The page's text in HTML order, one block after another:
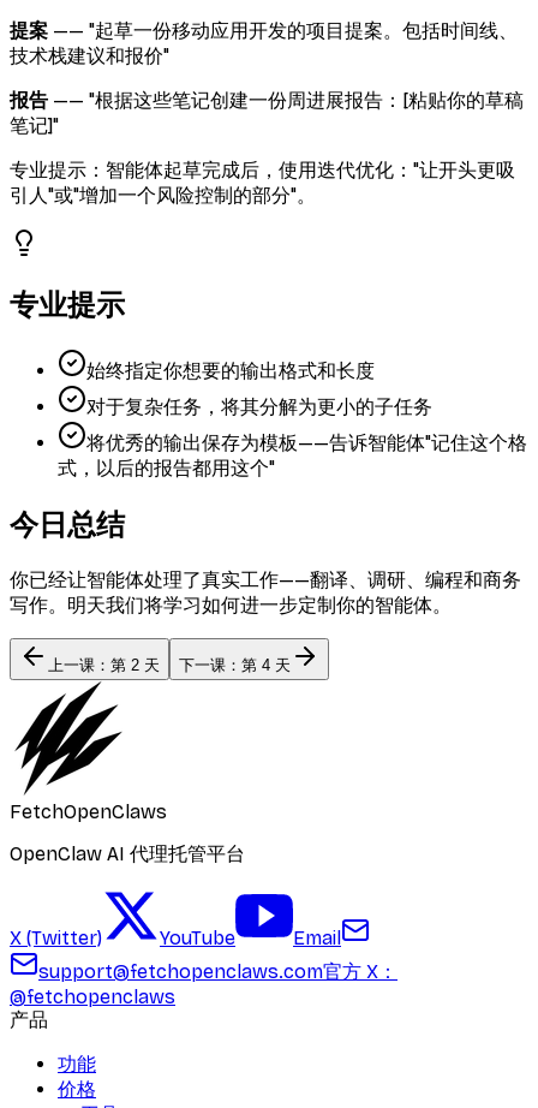
提案 —— "起草一份移动应用开发的项目提案。包括时间线、
技术栈建议和报价"
报告 —— "根据这些笔记创建一份周进展报告：[粘贴你的草稿
笔记]"
专业提示：智能体起草完成后，使用迭代优化："让开头更吸
引人"或"增加一个风险控制的部分"。
专业提示
始终指定你想要的输出格式和长度
对于复杂任务，将其分解为更小的子任务
将优秀的输出保存为模板——告诉智能体"记住这个格
式，以后的报告都用这个"
今日总结
你已经让智能体处理了真实工作——翻译、调研、编程和商务
写作。明天我们将学习如何进一步定制你的智能体。
上一课：第 2 天 下一课：第 4 天
FetchOpenClaws
OpenClaw AI 代理托管平台
X (Twitter) YouTube
Email
support@fetchopenclaws.com官方 X：
@fetchopenclaws
产品
功能
价格